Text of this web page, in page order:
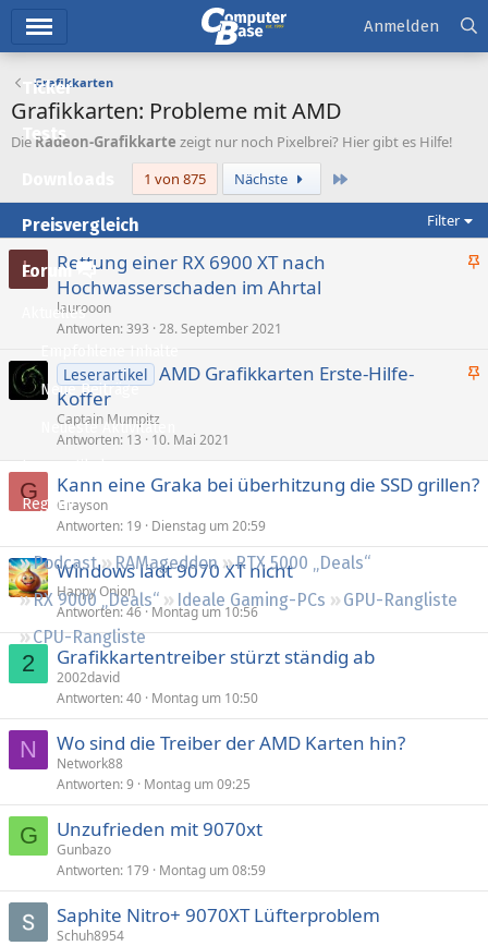
Ticker
Tests
Preisvergleich
Forum
Aktuelles
Empfohlene Inhalte
Neue Beiträge
Neueste Aktivitäten
Leserartikel
Regeln
Podcast RAMageddon
RTX 5000 „Deals“
RX 9000 „Deals“
Ideale Gaming-PCs
GPU-Rangliste
CPU-Rangliste
Anmelden
Grafikkarten
Grafikkarten: Probleme mit AMD
Die Radeon-Grafikkarte zeigt nur noch Pixelbrei? Hier gibt es Hilfe!
1 von 875
Nächste
Filter
L
A
i
Rettung einer RX 6900 XT nach
Hochwasserschaden im Ahrtal
laurooon
Antworten 393 28. September 2021
A
p
i
t
Leserartikel AMD Grafikkarten Erste-Hilfe-
Koffer
Captain Mumpitz
Antworten 13 10. Mai 2021
G Kann eine Graka bei überhitzung die SSD grillen?
Grayson
Antworten 19 Dienstag um 20:59
Windows lädt 9070 XT nicht
Happy Onion
Antworten 46 Montag um 10:56
2 Grafikkartentreiber stürzt ständig ab
2002david
Antworten 40 Montag um 10:50
N Wo sind die Treiber der AMD Karten hin?
Network88
Antworten 9 Montag um 09:25
G Unzufrieden mit 9070xt
Gunbazo
Antworten 179 Montag um 08:59
Saphite Nitro+ 9070XT Lüfterproblem
Schuh8954